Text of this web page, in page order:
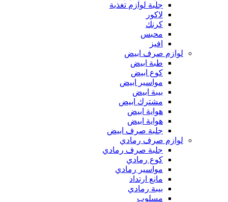
جلبة لوازم تغذية
لاكور
كرنك
محبس
افيز
لوازم صرف ابيض
طبة ابيض
كوع ابيض
مواسير ابيض
بيبة ابيض
مشترك ابيض
هواية ابيض
هواية ابيض
جلبة صرف ابيض
لوازم صرف رمادي
جلبة صرف رمادي
كوع رمادي
مواسير رمادي
مانع ارتداد
بيبة رمادي
مسلوب